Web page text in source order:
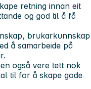
retning innan eit
og god til å få
brukarkunnskap
å samarbeide på
også vere tett nok
til for å skape gode